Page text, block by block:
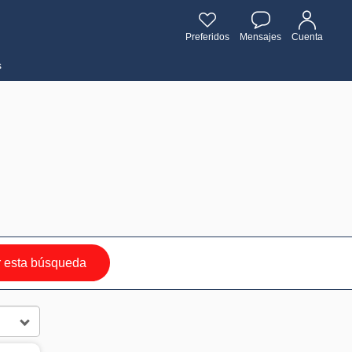
Preferidos Mensajes Cuenta
búsqueda